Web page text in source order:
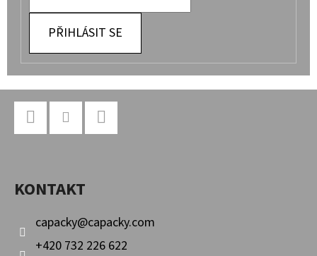
PŘIHLÁSIT SE
KONTAKT
capacky@capacky.com
+420 732 226 622